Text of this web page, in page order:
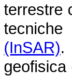
terrestre
(InSAR).
geofisica